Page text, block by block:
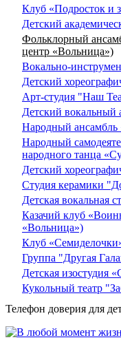
Клуб «Подросток и
Детский
Фольклорный
центр «Вольница»)
Вокально-
Детский
Арт-студия "Наш
Детский вокальный
Народный ансамбль
Народный
народного танца
Детский
Студия керамики
Детская вокальная
Казачий клуб
«Вольница»)
Клуб
Группа "Другая
Детская изостудия
Кукольный театр
Телефон доверия для